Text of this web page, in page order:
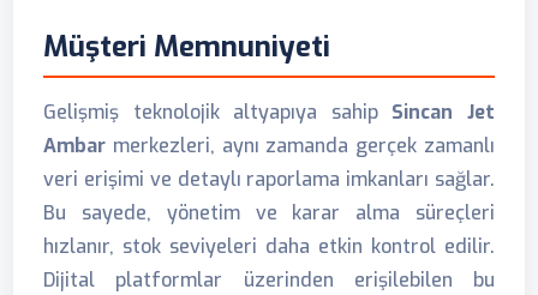
Müşteri Memnuniyeti
Gelişmiş teknolojik altyapıya sahip Sincan Jet
Ambar merkezleri, aynı zamanda gerçek zamanlı
veri erişimi ve detaylı raporlama imkanları sağlar.
Bu sayede, yönetim ve karar alma süreçleri
hızlanır, stok seviyeleri daha etkin kontrol edilir.
Dijital platformlar üzerinden erişilebilen bu